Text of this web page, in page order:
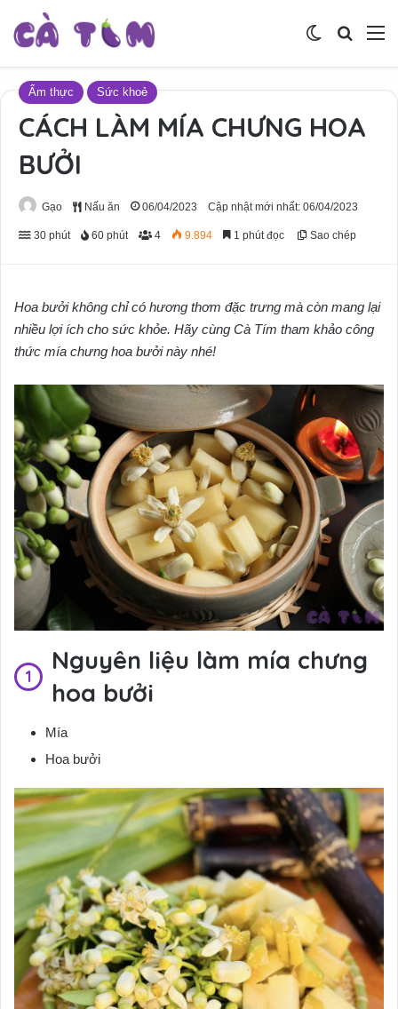
Tìm
Switch skin
Ẩm thực Sức khoẻ
CÁCH LÀM MÍA CHƯNG HOA
BƯỞI
Gạo Nấu ăn 06/04/2023 Cập nhật mới nhất: 06/04/2023
30 phút 60 phút 4 9.894 1 phút đọc Sao chép
Hoa bưởi không chỉ có hương thơm đặc trưng mà còn mang lại
nhiều lợi ích cho sức khỏe. Hãy cùng Cà Tím tham khảo công
thức mía chưng hoa bưởi này nhé!
Nguyên liệu làm mía chưng
hoa bưởi
Mía
Hoa bưởi